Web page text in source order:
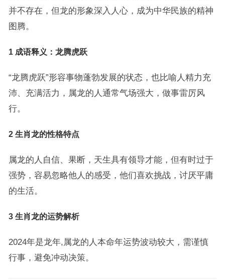
并不存在，但龙的形象深入人心，成为中华民族的精神
图腾。
1 成语释义：龙腾虎跃
“龙腾虎跃”形容事物蓬勃发展的状态，也比喻人精力充
沛、充满活力，属龙的人通常气场强大，做事雷厉风
行。
2 生肖龙的性格特点
属龙的人自信、果断，天生具有领导才能，但有时过于
强势，容易忽略他人的感受，他们喜欢挑战，讨厌平庸
的生活。
3 生肖龙的运势解析
2024年是龙年,属龙的人本命年运势波动较大，需谨慎
行事，避免冲动决策。